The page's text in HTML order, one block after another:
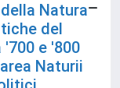
Natura
del
e '800
Naturii